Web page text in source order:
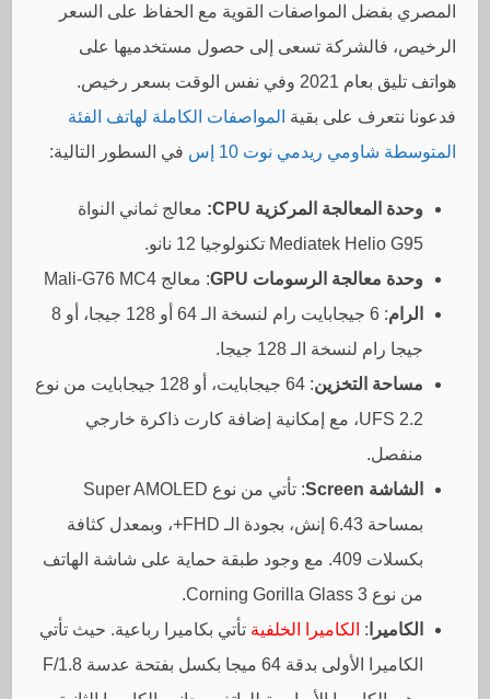
المصري بفضل المواصفات القوية مع الحفاظ على السعر
الرخيص، فالشركة تسعى إلى حصول مستخدميها على
هواتف تليق بعام 2021 وفي نفس الوقت بسعر رخيص.
فدعونا نتعرف على بقية المواصفات الكاملة لهاتف الفئة
المتوسطة شاومي ريدمي نوت 10 إس
في السطور التالية:
وحدة المعالجة المركزية CPU:
معالج ثماني النواة
Mediatek Helio G95 تكنولوجيا 12 نانو.
وحدة معالجة الرسومات GPU
: معالج Mali-G76 MC4
الرام
: 6 جيجابايت رام لنسخة الـ 64 أو 128 جيجا، أو 8
جيجا رام لنسخة الـ 128 جيجا.
مساحة التخزين
: 64 جيجابايت، أو 128 جيجابايت من نوع
UFS 2.2، مع إمكانية إضافة كارت ذاكرة خارجي
منفصل.
الشاشة Screen
: تأتي من نوع Super AMOLED
بمساحة 6.43 إنش، بجودة الـ FHD+، وبمعدل كثافة
بكسلات 409. مع وجود طبقة حماية على شاشة الهاتف
من نوع Corning Gorilla Glass 3.
الكاميرا : الكاميرا الخلفية تأتي بكاميرا رباعية. حيث تأتي
الكاميرا الأولى بدقة 64 ميجا بكسل بفتحة عدسة F/1.8